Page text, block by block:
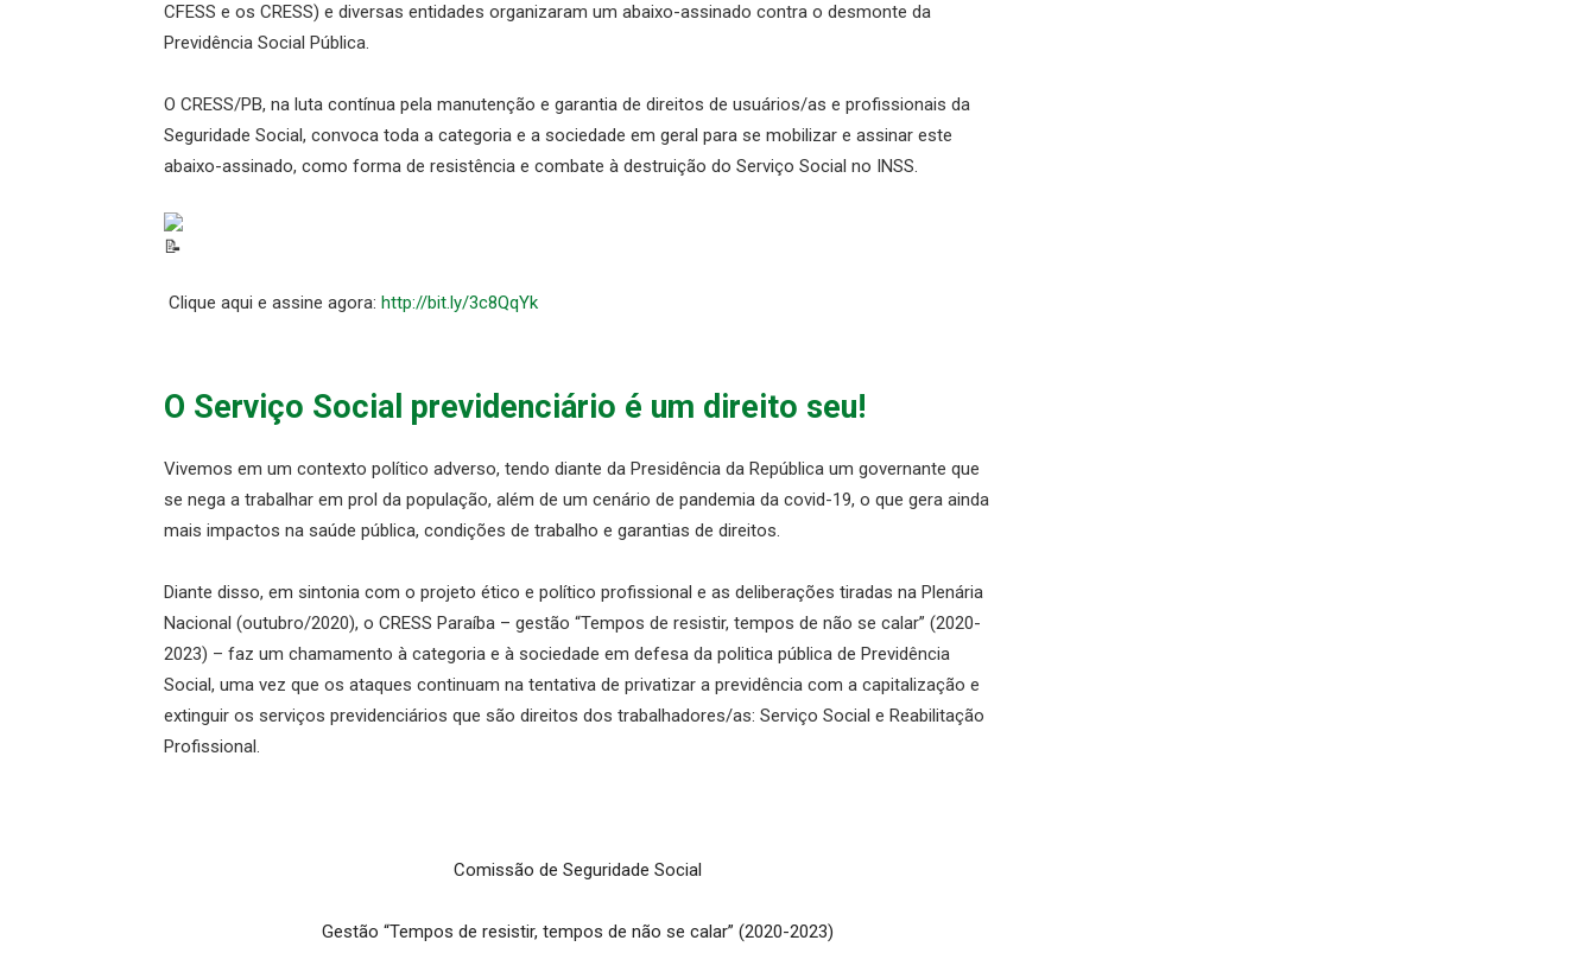
CFESS e os CRESS) e diversas entidades organizaram um abaixo-assinado contra o desmonte da
Previdência Social Pública.
O CRESS/PB, na luta contínua pela manutenção e garantia de direitos de usuários/as e profissionais da
Seguridade Social, convoca toda a categoria e a sociedade em geral para se mobilizar e assinar este
abaixo-assinado, como forma de resistência e combate à destruição do Serviço Social no INSS.
Clique aqui e assine agora: http://bit.ly/3c8QqYk
O Serviço Social previdenciário é um direito seu!
Vivemos em um contexto político adverso, tendo diante da Presidência da República um governante que
se nega a trabalhar em prol da população, além de um cenário de pandemia da covid-19, o que gera ainda
mais impactos na saúde pública, condições de trabalho e garantias de direitos.
Diante disso, em sintonia com o projeto ético e político profissional e as deliberações tiradas na Plenária
Nacional (outubro/2020), o CRESS Paraíba – gestão “Tempos de resistir, tempos de não se calar” (2020-
2023) – faz um chamamento à categoria e à sociedade em defesa da politica pública de Previdência
Social, uma vez que os ataques continuam na tentativa de privatizar a previdência com a capitalização e
extinguir os serviços previdenciários que são direitos dos trabalhadores/as: Serviço Social e Reabilitação
Profissional.
Comissão de Seguridade Social
Gestão “Tempos de resistir, tempos de não se calar” (2020-2023)